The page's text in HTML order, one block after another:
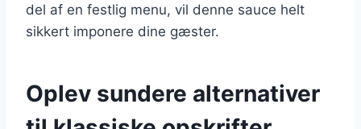
del af en festlig menu, vil denne sauce helt
sikkert imponere dine gæster.
Oplev sundere alternativer